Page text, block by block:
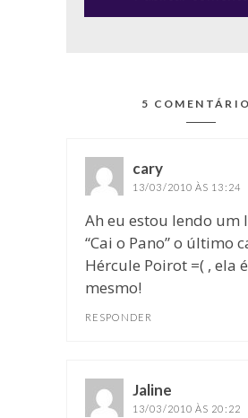
5
cary
13/03/2010 ÀS 13:24
Ah eu estou lendo um
“Cai o Pano” o último
Hércule Poirot =( , ela
mesmo!
RESPONDER
Jaline
13/03/2010 ÀS 20:22